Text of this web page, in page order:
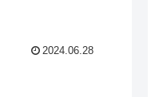
2024.06.28